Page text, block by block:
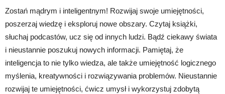
Zostań mądrym i inteligentnym! Rozwijaj swoje umiejętności,
poszerzaj wiedzę i eksploruj nowe obszary. Czytaj książki,
słuchaj podcastów, ucz się od innych ludzi. Bądź ciekawy świata
i nieustannie poszukuj nowych informacji. Pamiętaj, że
inteligencja to nie tylko wiedza, ale także umiejętność logicznego
myślenia, kreatywności i rozwiązywania problemów. Nieustannie
rozwijaj te umiejętności, ćwicz umysł i wykorzystuj zdobytą